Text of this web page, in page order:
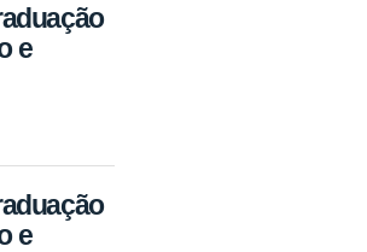
e
e